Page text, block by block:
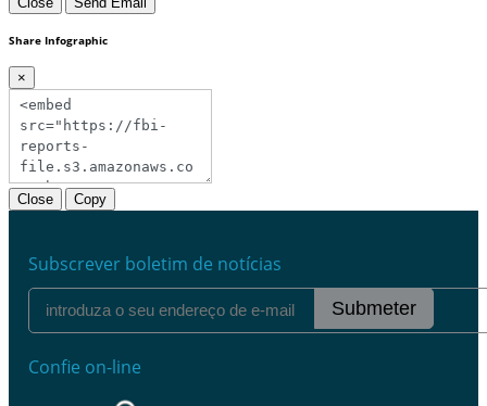
Share Infographic
×
Close Copy
Subscrever boletim de notícias
Submeter
Confie on-line